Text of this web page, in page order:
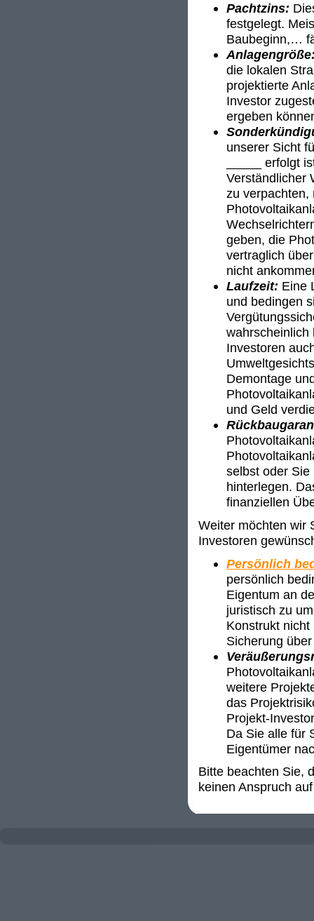
Pachtzins:
festgelegt.
Baubeginn,…
die lokalen
projektierte
Investor
ergeben
unserer Sicht
_____ erfolgt
Verständlicher
zu verpachten,
geben, die
vertraglich
nicht
Laufzeit: Eine
und bedingen
wahrscheinlich
Investoren
Demontage
und Geld
selbst oder Sie
hinterlegen.
finanziellen
Weiter möchten wir
Investoren
Persönlich
persönlich
Eigentum an
juristisch zu
Konstrukt
Sicherung
weitere
das
Projekt-
Da Sie alle für
Eigentümer
Bitte beachten Sie,
keinen Anspruch